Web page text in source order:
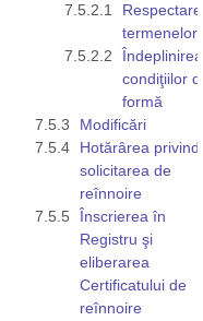
Respectarea
termenelor
Îndeplinirea
condiţiilor de
formă
Modificări
Hotărârea privind
solicitarea de
reînnoire
Înscrierea în
Registru şi
eliberarea
Certificatului de
reînnoire